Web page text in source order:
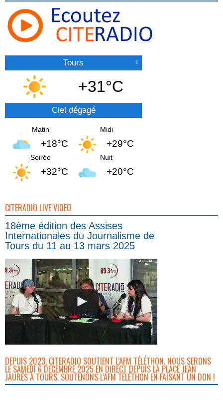
Tours
+31°C
Ciel dégagé
Matin
+18°C
Midi
+29°C
Soirée
+32°C
Nuit
+20°C
CITERADIO LIVE VIDEO
18ème édition des Assises
Internationales du Journalisme de
Tours du 11 au 13 mars 2025
DEPUIS 2023, CITERADIO SOUTIENT L’AFM TÉLÉTHON. NOUS SERONS
LE SAMEDI 6 DÉCEMBRE 2025 EN DIRECT DEPUIS LA PLACE JEAN
JAURÈS À TOURS. SOUTENONS L’AFM TÉLÉTHON EN FAISANT UN DON !